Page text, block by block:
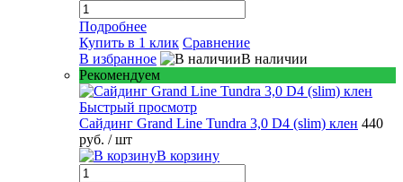
Подробнее
Купить в 1 клик Сравнение
В избранное
В наличии
Рекомендуем
Быстрый просмотр
Сайдинг Grand Line Tundra 3,0 D4 (slim) клен 440
руб. / шт
В корзину